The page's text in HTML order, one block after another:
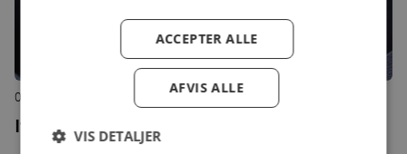
08. februar 2016
It-sikkerhed i din virksomhed
ACCEPTER ALLE
AFVIS ALLE
VIS DETALJER